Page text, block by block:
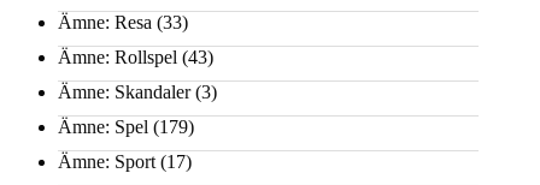
Ämne: Resa (33)
Ämne: Rollspel (43)
Ämne: Skandaler(3)
Ämne: Spel (179)
Ämne: Sport (17)